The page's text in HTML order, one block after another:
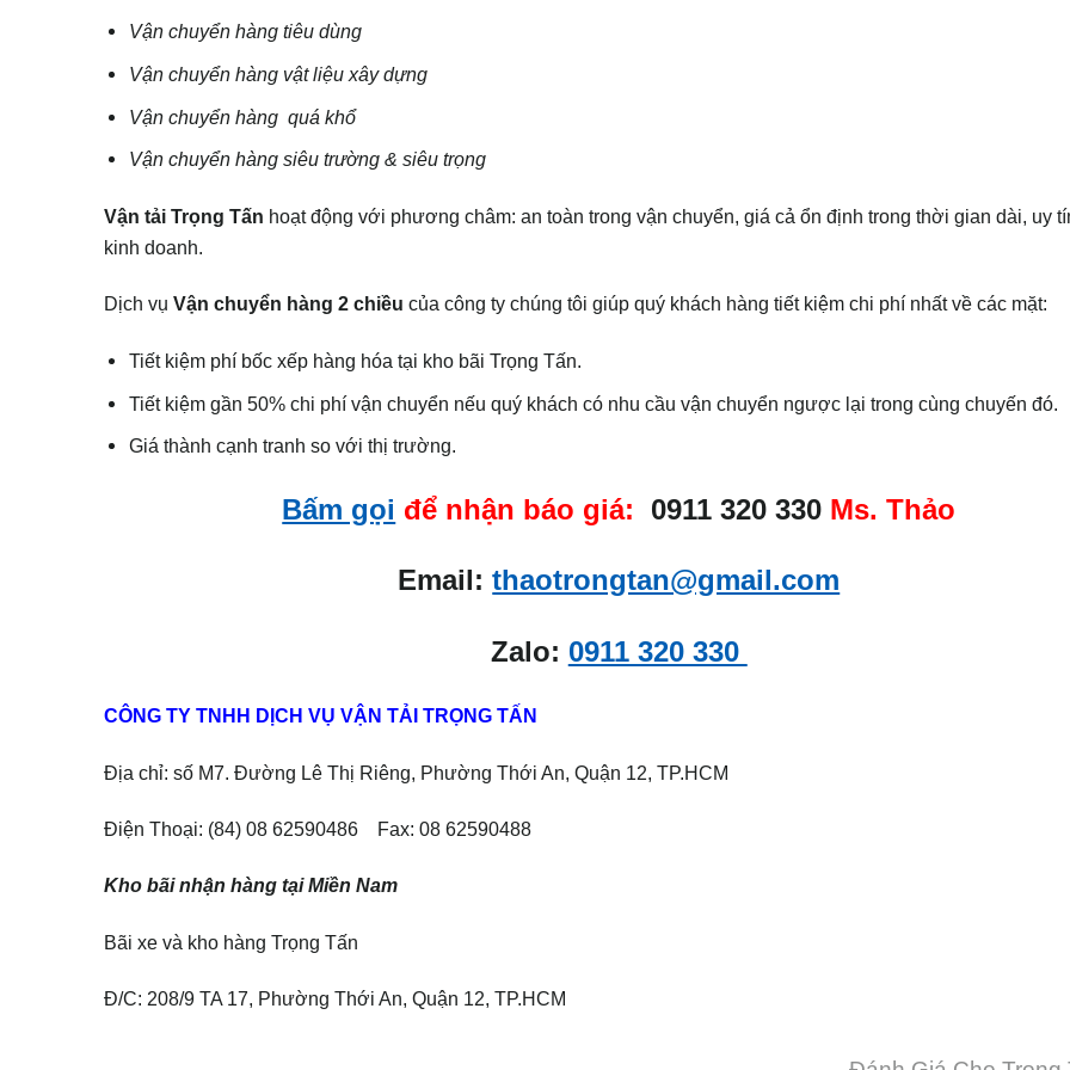
Vận chuyển hàng tiêu dùng
Vận chuyển hàng vật liệu xây dựng
Vận chuyển hàng quá khổ
Vận chuyển hàng siêu trường & siêu trọng
Vận tải Trọng Tấn hoạt động với phương châm: an toàn trong vận chuyển, giá cả ổn định trong thời gian dài, uy
kinh doanh.
Dịch vụ Vận chuyển hàng 2 chiều của công ty chúng tôi giúp quý khách hàng tiết kiệm chi phí nhất về các mặt:
Tiết kiệm phí bốc xếp hàng hóa tại kho bãi Trọng Tấn.
Tiết kiệm gần 50% chi phí vận chuyển nếu quý khách có nhu cầu vận chuyển ngược lại trong cùng chuyến đó.
Giá thành cạnh tranh so với thị trường.
Bấm gọi để nhận báo giá: 0911 320 330 Ms. Thảo
Email:thaotrongtan@gmail.com
Zalo: 0911 320 330
CÔNG TY TNHH DỊCH VỤ VẬN TẢI TRỌNG TẤN
Địa chỉ: số M7. Đường Lê Thị Riêng, Phường Thới An, Quận 12, TP.HCM
Điện Thoại: (84) 08 62590486 Fax: 08 62590488
Kho bãi nhận hàng tại Miền Nam
Bãi xe và kho hàng Trọng Tấn
Đ/C: 208/9 TA 17, Phường Thới An, Quận 12, TP.HCM